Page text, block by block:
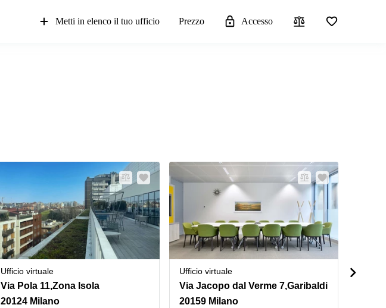
Metti in elenco il tuo ufficio Prezzo Accesso
Ufficio virtuale
Via Pola 11,Zona Isola
20124 Milano
Ufficio virtuale
Via Jacopo dal Verme 7,Garibaldi
20159 Milano